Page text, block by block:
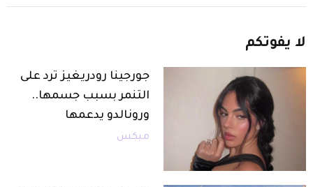
لا يفوتكم
جورجينا رودريغيز ترد على
التنمر بسبب جسمها..
ورونالدو يدعمها
ميكس